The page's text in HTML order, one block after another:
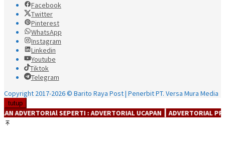
Facebook
Twitter
Pinterest
WhatsApp
Instagram
Linkedin
Youtube
Tiktok
Telegram
Copyright 2017-2026 © Barito Raya Post | Penerbit PT. Versa Mura Media
tutup
SEPERTI : ADVERTORIAL UCAPAN ┃ ADVERTORIAL PRODUK ┃